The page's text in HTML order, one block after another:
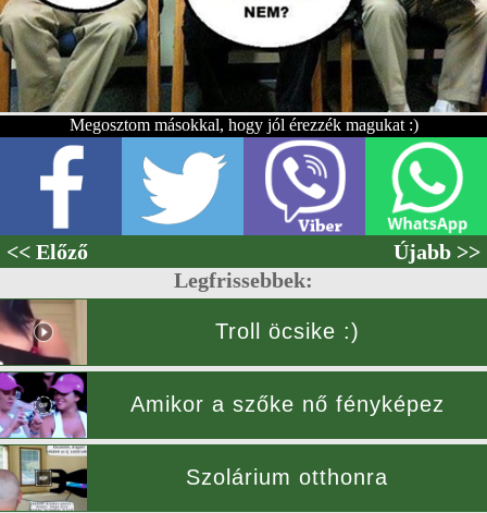
Megosztom másokkal, hogy jól érezzék magukat :)
<< Előző
Újabb >>
Legfrissebbek:
Troll öcsike :)
Amikor a szőke nő fényképez
Szolárium otthonra